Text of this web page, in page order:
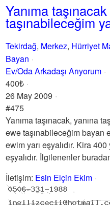
Yanıma
taşınabileceğim
Tekirdağ, Merkez, Hürriyet
Bayan
Ev/Oda Arkadaşı Arıyorum
400₺
26 May 2009
#475
Yanıma taşınacak, yanına
ewe taşınabileceğim bayan
ewim yarı eşyalıdır. Kira
eşyalıdır. İlgilenenler
İletişim: Esin Elçin Ekim